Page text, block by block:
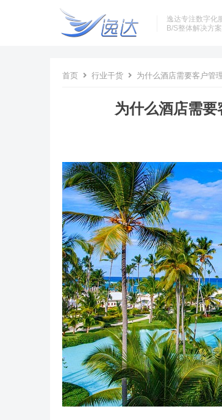
逸达专注数字化
B/S整体解决方案
首页 行业干货 为什么酒店需要客户管
为什么酒店需要